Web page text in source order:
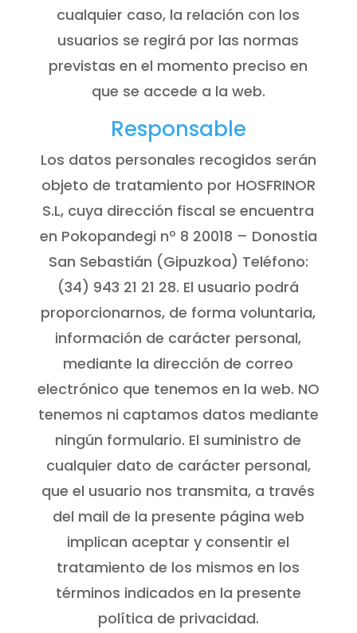
cualquier caso, la relación con los
usuarios se regirá por las normas
previstas en el momento preciso en
que se accede a la web.
Responsable
Los datos personales recogidos serán
objeto de tratamiento por HOSFRINOR
S.L, cuya dirección fiscal se encuentra
en Pokopandegi nº 8 20018 – Donostia
San Sebastián (Gipuzkoa) Teléfono:
(34) 943 21 21 28. El usuario podrá
proporcionarnos, de forma voluntaria,
información de carácter personal,
mediante la dirección de correo
electrónico que tenemos en la web. NO
tenemos ni captamos datos mediante
ningún formulario. El suministro de
cualquier dato de carácter personal,
que el usuario nos transmita, a través
del mail de la presente página web
implican aceptar y consentir el
tratamiento de los mismos en los
términos indicados en la presente
política de privacidad.